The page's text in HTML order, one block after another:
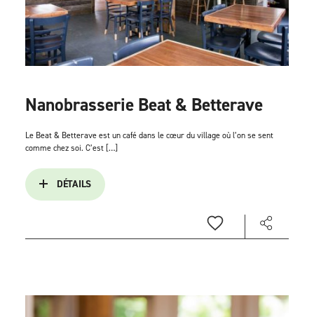
Nanobrasserie Beat & Betterave
Le Beat & Betterave est un café dans le cœur du village où l’on se sent
comme chez soi. C’est […]
DÉTAILS